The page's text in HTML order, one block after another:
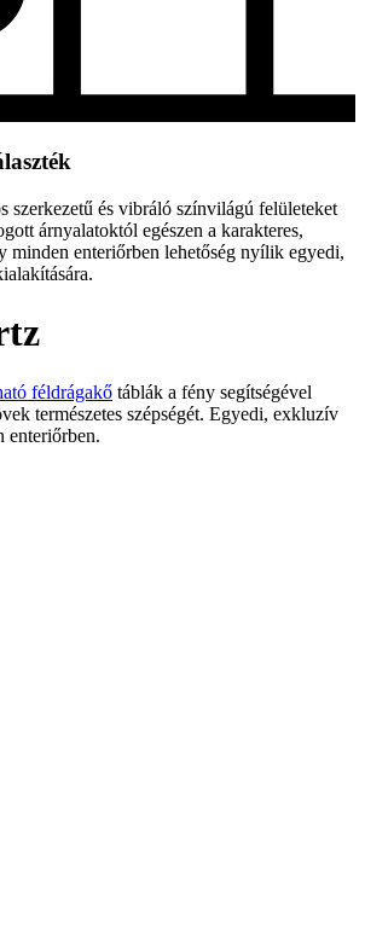
szerkezetű és vibráló színvilágú felületeket
árnyalatoktól egészen a karakteres,
minden enteriőrben lehetőség nyílik egyedi,
féldrágakő táblák a fény segítségével
természetes szépségét. Egyedi, exkluzív
enteriőrben.